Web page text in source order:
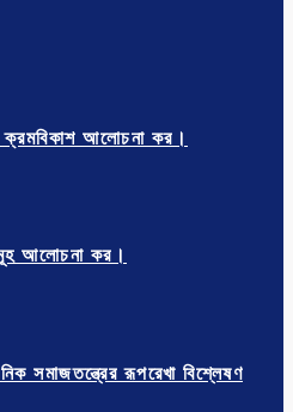
আলোচনা কর।
আলোচনা কর।
সমাজতন্ত্রের রূপরেখা বিশ্লেষণ